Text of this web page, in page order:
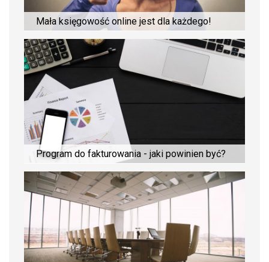
Mała księgowość online jest dla każdego!
Program do fakturowania - jaki powinien być?